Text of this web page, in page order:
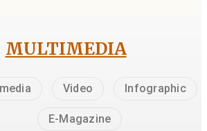
MULTIMEDIA
Video Infographic
E-Magazine